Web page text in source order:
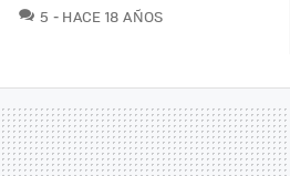
5 COMENTARIOS
HACE 18 AÑOS